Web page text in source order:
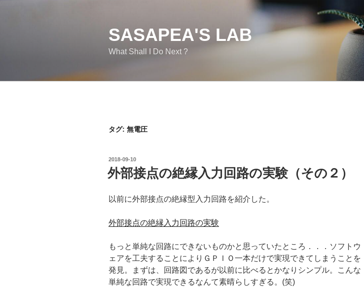
SASAPEA'S LAB
What Shall I Do Next ?
タグ: 無電圧
投
稿
日:
2018-09-10
外部接点の絶縁入力回路の実験（その２）
以前に外部接点の絶縁型入力回路を紹介した。
外部接点の絶縁入力回路の実験
もっと単純な回路にできないものかと思っていたところ．．．ソフトウ
ェアを工夫することによりＧＰＩＯ一本だけで実現できてしまうことを
発見。まずは、回路図であるが以前に比べるとかなりシンプル。こんな
単純な回路で実現できるなんて素晴らしすぎる。(笑)